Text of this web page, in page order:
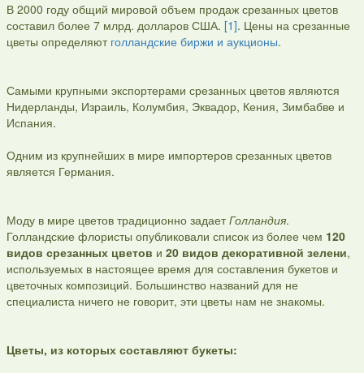
В 2000 году общий мировой объем продаж срезанных цветов
составил более 7 млрд. долларов США. [1]. Цены на срезанные
цветы определяют голландские биржи и аукционы.
Самыми крупными экспортерами срезанных цветов являются
Нидерланды, Израиль, Колумбия, Эквадор, Кения, Зимбабве и
Испания.
Одним из крупнейших в мире импортеров срезанных цветов
является Германия.
Моду в мире цветов традиционно задаетГолландия.
Голландские флористы опубликовали список из более чем 120
видов срезанных цветов и 20 видов декоративной зелени,
используемых в настоящее время для составления букетов и
цветочных композиций. Большинство названий для не
специалиста ничего не говорит, эти цветы нам не знакомы.
Цветы, из которых составляют букеты: